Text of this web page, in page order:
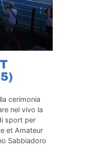
cerimonia
nel vivo la
sport per
et Amateur
Sabbiadoro